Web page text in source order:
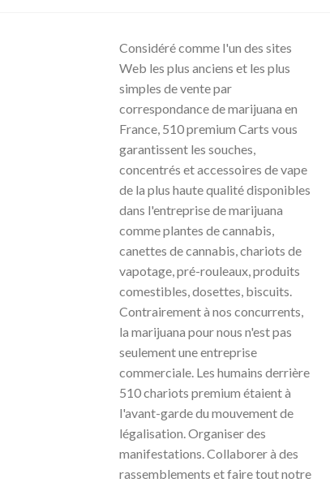
Considéré comme l'un des sites
Web les plus anciens et les plus
simples de vente par
correspondance de marijuana en
France, 510 premium Carts vous
garantissent les souches,
concentrés et accessoires de vape
de la plus haute qualité disponibles
dans l'entreprise de marijuana
comme plantes de cannabis,
canettes de cannabis, chariots de
vapotage, pré-rouleaux, produits
comestibles, dosettes, biscuits.
Contrairement à nos concurrents,
la marijuana pour nous n'est pas
seulement une entreprise
commerciale. Les humains derrière
510 chariots premium étaient à
l'avant-garde du mouvement de
légalisation. Organiser des
manifestations. Collaborer à des
rassemblements et faire tout notre